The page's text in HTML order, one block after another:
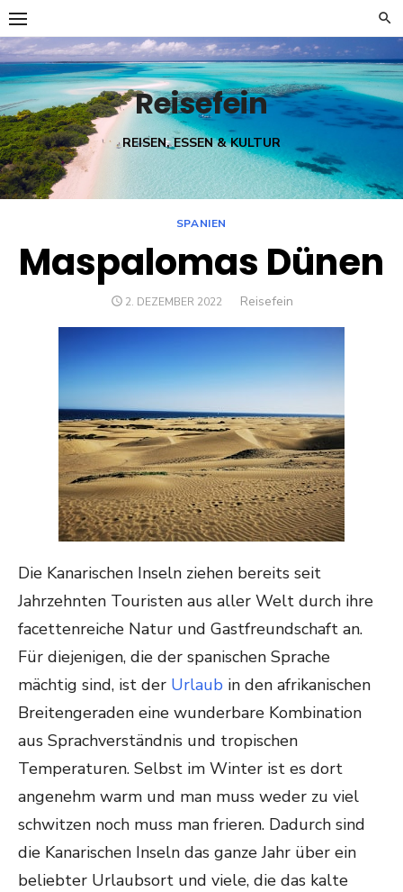
Skip
to
content
Reisefein
REISEN, ESSEN & KULTUR
SPANIEN
Maspalomas Dünen
POSTED
2. DEZEMBER 2022 Author
Reisefein
Die Kanarischen Inseln ziehen bereits seit
Jahrzehnten Touristen aus aller Welt durch ihre
facettenreiche Natur und Gastfreundschaft an.
Für diejenigen, die der spanischen Sprache
mächtig sind, ist der Urlaub in den afrikanischen
Breitengeraden eine wunderbare Kombination
aus Sprachverständnis und tropischen
Temperaturen. Selbst im Winter ist es dort
angenehm warm und man muss weder zu viel
schwitzen noch muss man frieren. Dadurch sind
die Kanarischen Inseln das ganze Jahr über ein
beliebter Urlaubsort und viele, die das kalte